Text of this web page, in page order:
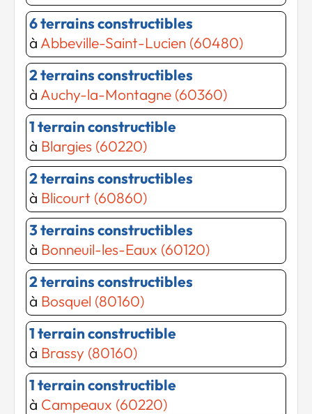
6 terrains constructibles
à Abbeville-Saint-Lucien (60480)
2 terrains constructibles
à Auchy-la-Montagne (60360)
1 terrain constructible
à Blargies (60220)
2 terrains constructibles
à Blicourt (60860)
3 terrains constructibles
à Bonneuil-les-Eaux (60120)
2 terrains constructibles
à Bosquel (80160)
1 terrain constructible
à Brassy (80160)
1 terrain constructible
à Campeaux (60220)